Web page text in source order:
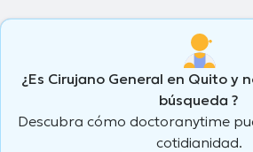
¿Es Cirujano General en Quito y
búsqueda ?
Descubra cómo doctoranytime
cotidianidad.